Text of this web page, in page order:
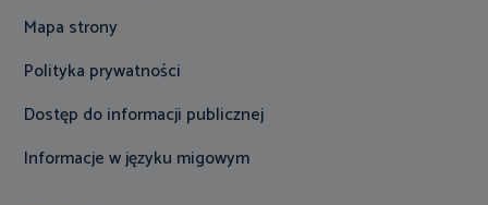
Mapa strony
Polityka prywatności
Dostęp do informacji publicznej
Informacje w języku migowym